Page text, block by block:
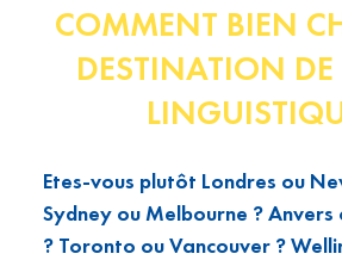
COMMENT BIEN
DESTINATION DE
Etes-vous plutôt Londres ou
Sydney ou Melbourne ?
? Toronto ou Vancouver ?